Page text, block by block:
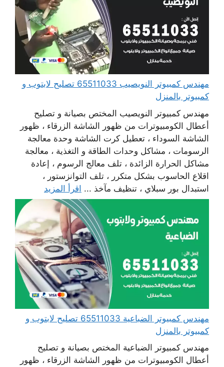
مهندس كمبيوتر النويصيب 65511033 تصليح لابتوب و
كمبيوتر بالمنزل
مهندس كمبيوتر النويصيب المختص بصيانة و تصليح
أعطال الكومبيوترات من ظهور الشاشة الزرقاء ، ظهور
الشاشة السوداء ، تعطيل كرت الشاشة وحدة معالجة
الرسومات ، مشاكل وحدات الطاقة و التغذية ، معالجة
مشاكل الحرارة الزائدة ، تلف معالج الرسوم ، إعادة
اقلاع الحاسوب بشكل متكرر ، تلف التوانزستور ،
استبدال بور سبلاي ، تنظيف مآخذ ... اقرأ المزيد
مهندس كمبيوتر الضباعية 65511033 تصليح لابتوب و
كمبيوتر بالمنزل
مهندس كمبيوتر الضباعية المختص بصيانة و تصليح
أعطال الكومبيوترات من ظهور الشاشة الزرقاء ، ظهور